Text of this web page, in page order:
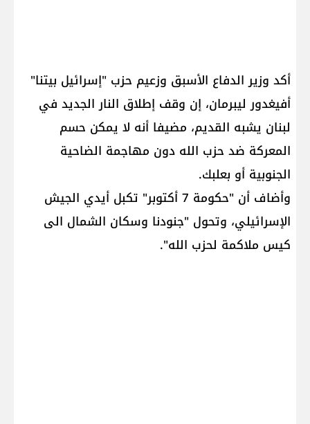
أكد وزير الدفاع الأسبق وزعيم حزب "إسرائيل بيتنا" ​
أفيغدور ليبرمان​، إن وقف إطلاق النار الجديد في ​
لبنان​ يشبه القديم، مضيفا أنه لا يمكن حسم
المعركة ضد حزب الله دون مهاجمة الضاحية
الجنوبية أو بعلبك.
وأضاف أن "حكومة 7 أكتوبر" تكبل أيدي الجيش
الإسرائيلي، وتحول "جنودنا وسكان الشمال الى
كيس ملاكمة لحزب الله".